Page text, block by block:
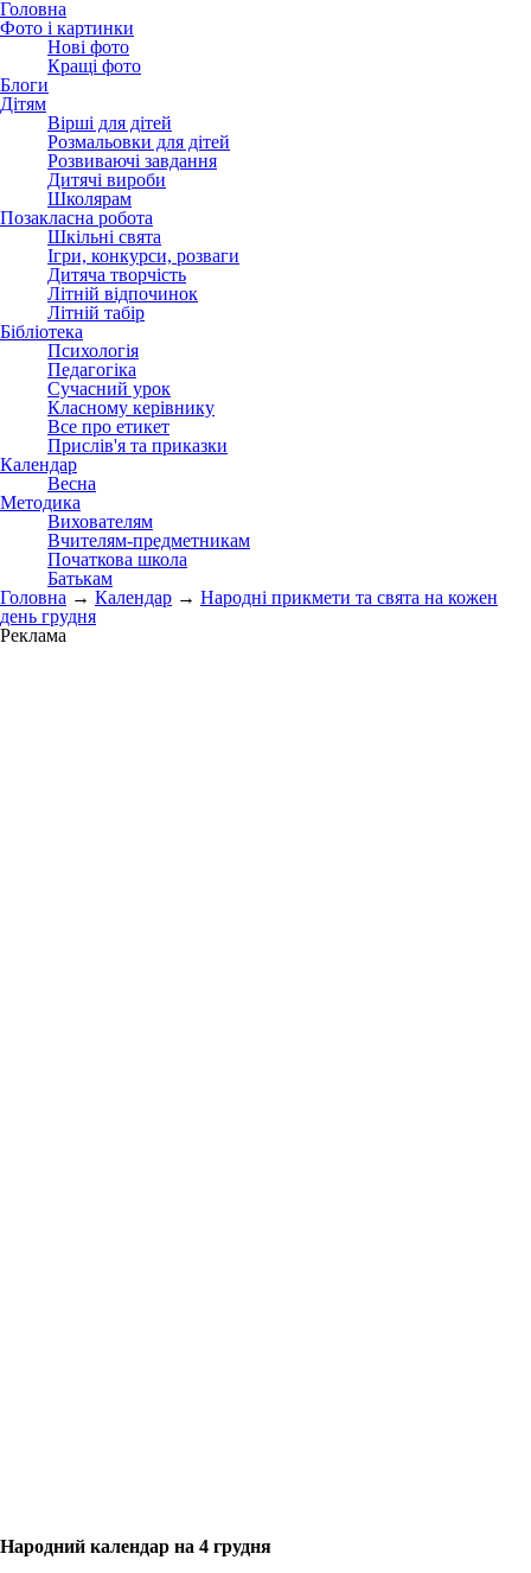
Головна
Фото і картинки
Нові фото
Кращі фото
Блоги
Дітям
Вірші для дітей
Розмальовки для дітей
Розвиваючі завдання
Дитячі вироби
Школярам
Позакласна робота
Шкільні свята
Ігри, конкурси, розваги
Дитяча творчість
Літній відпочинок
Літній табір
Бібліотека
Психологія
Педагогіка
Сучасний урок
Класному керівнику
Все про етикет
Прислів'я та приказки
Календар
Весна
Методика
Вихователям
Вчителям-предметникам
Початкова школа
Батькам
Головна → Календар → Народні прикмети та свята на кожен
день грудня
Реклама
Народний календар на 4 грудня